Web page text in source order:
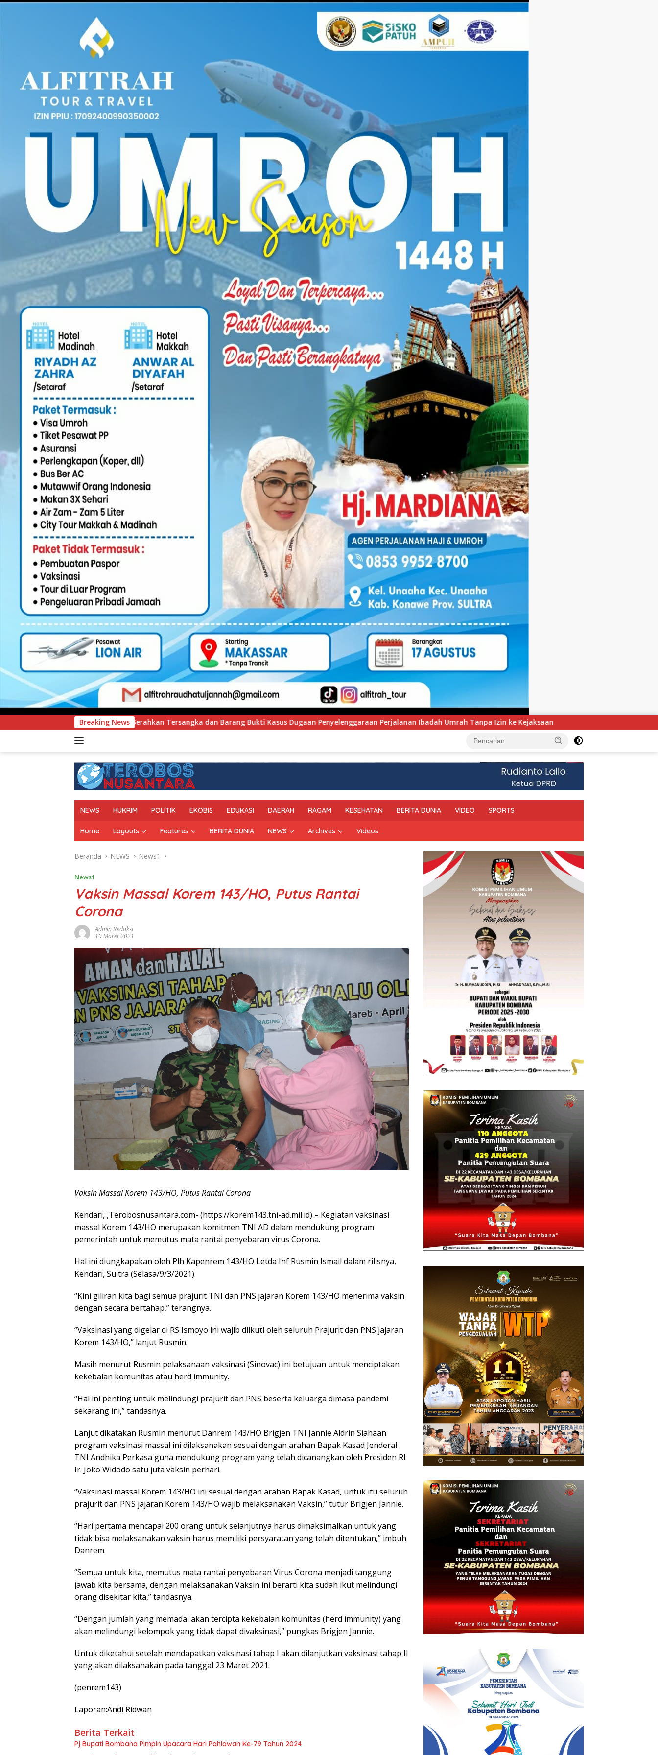
Langsung
ke
Breaking News
Tersangka dan Barang Bukti Kasus Dugaan Penyelenggaraan Perjalanan Ibadah Umrah Tanpa Izin ke Kejaksaan UNIMEN Tambah Delapan Program Studi Baru, Bidik
NEWS HUKRIM POLITIK EKOBIS EDUKASI DAERAH RAGAM KESEHATAN BERITA DUNIA VIDEO SPORTS
Home Layouts Features BERITA DUNIA NEWS Archives Videos
Beranda NEWS News1
News1
Vaksin Massal Korem 143/HO, Putus Rantai
Corona
Admin Redaksi
10 Maret 2021
Vaksin Massal Korem 143/HO, Putus Rantai Corona
Kendari, ,Terobosnusantara.com- (https://korem143.tni-ad.mil.id) – Kegiatan vaksinasi
massal Korem 143/HO merupakan komitmen TNI AD dalam mendukung program
pemerintah untuk memutus mata rantai penyebaran virus Corona.
Hal ini diungkapakan oleh Plh Kapenrem 143/HO Letda Inf Rusmin Ismail dalam rilisnya,
Kendari, Sultra (Selasa/9/3/2021).
“Kini giliran kita bagi semua prajurit TNI dan PNS jajaran Korem 143/HO menerima vaksin
dengan secara bertahap,” terangnya.
“Vaksinasi yang digelar di RS Ismoyo ini wajib diikuti oleh seluruh Prajurit dan PNS jajaran
Korem 143/HO,” lanjut Rusmin.
Masih menurut Rusmin pelaksanaan vaksinasi (Sinovac) ini betujuan untuk menciptakan
kekebalan komunitas atau herd immunity.
“Hal ini penting untuk melindungi prajurit dan PNS beserta keluarga dimasa pandemi
sekarang ini,” tandasnya.
Lanjut dikatakan Rusmin menurut Danrem 143/HO Brigjen TNI Jannie Aldrin Siahaan
program vaksinasi massal ini dilaksanakan sesuai dengan arahan Bapak Kasad Jenderal
TNI Andhika Perkasa guna mendukung program yang telah dicanangkan oleh Presiden RI
Ir. Joko Widodo satu juta vaksin perhari.
“Vaksinasi massal Korem 143/HO ini sesuai dengan arahan Bapak Kasad, untuk itu seluruh
prajurit dan PNS jajaran Korem 143/HO wajib melaksanakan Vaksin,” tutur Brigjen Jannie.
“Hari pertama mencapai 200 orang untuk selanjutnya harus dimaksimalkan untuk yang
tidak bisa melaksanakan vaksin harus memiliki persyaratan yang telah ditentukan,” imbuh
Danrem.
“Semua untuk kita, memutus mata rantai penyebaran Virus Corona menjadi tanggung
jawab kita bersama, dengan melaksanakan Vaksin ini berarti kita sudah ikut melindungi
orang disekitar kita,” tandasnya.
“Dengan jumlah yang memadai akan tercipta kekebalan komunitas (herd immunity) yang
akan melindungi kelompok yang tidak dapat divaksinasi,” pungkas Brigjen Jannie.
Untuk diketahui setelah mendapatkan vaksinasi tahap I akan dilanjutkan vaksinasi tahap II
yang akan dilaksanakan pada tanggal 23 Maret 2021.
(penrem143)
Laporan:Andi Ridwan
Berita Terkait
Pj Bupati Bombana Pimpin Upacara Hari Pahlawan Ke-79 Tahun 2024